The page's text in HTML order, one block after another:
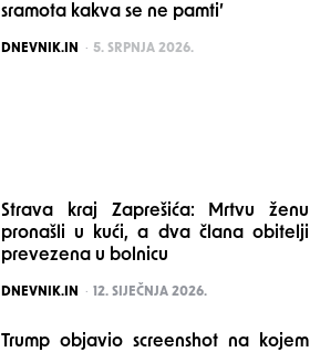
sramota kakva se ne pamti’
POSTED
DNEVNIK.IN 5. SRPNJA 2026.
Strava kraj Zaprešića: Mrtvu ženu
pronašli u kući, a dva člana obitelji
prevezena u bolnicu
POSTED
DNEVNIK.IN 12. SIJEČNJA 2026.
Trump objavio screenshot na kojem